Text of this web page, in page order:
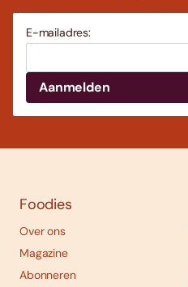
E-mailadres:
Foodies
Over ons
Magazine
Abonneren